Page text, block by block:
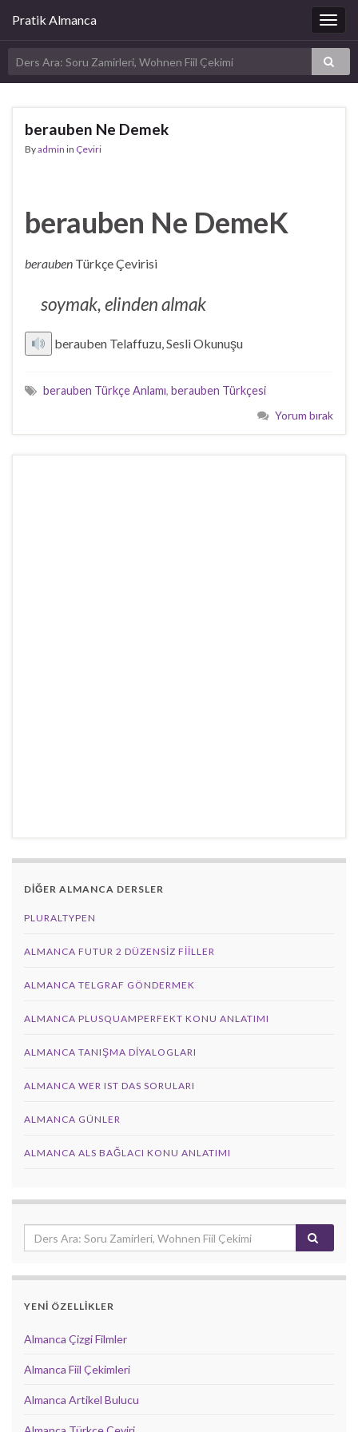
Pratik Almanca
berauben Ne Demek
Byadmin in Çeviri
berauben Ne DemeK
berauben Türkçe Çevirisi
soymak, elinden almak
berauben Telaffuzu, Sesli Okunuşu
berauben Türkçe Anlamı, berauben Türkçesi
Yorum bırak
DİĞER ALMANCA DERSLER
PLURALTYPEN
ALMANCA FUTUR 2 DÜZENSIZ FIILLER
ALMANCA TELGRAF GÖNDERMEK
ALMANCA PLUSQUAMPERFEKT KONU ANLATIMI
ALMANCA TANIŞMA DIYALOGLARI
ALMANCA WER IST DAS SORULARI
ALMANCA GÜNLER
ALMANCA ALS BAĞLACI KONU ANLATIMI
YENİ ÖZELLİKLER
Almanca Çizgi Filmler
Almanca Fiil Çekimleri
Almanca Artikel Bulucu